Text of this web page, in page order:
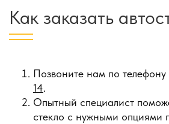
Как заказать
Позвоните нам по телефону
14.
Опытный специалист
стекло с нужными опциями